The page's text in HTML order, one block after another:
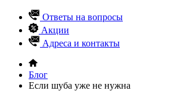
Ответы на вопросы
Акции
Адреса и контакты
Блог
Если шуба уже не нужна